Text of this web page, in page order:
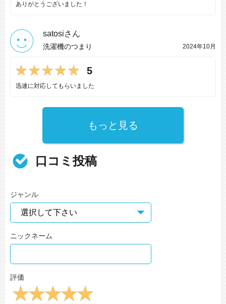
ありがとうございました！
satosiさん
洗濯機のつまり 2024年10月
5
迅速に対応してもらいました
もっと見る
口コミ投稿
ジャンル
ニックネーム
評価